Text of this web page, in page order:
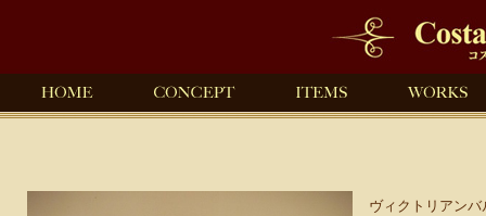
ヴィクトリアン